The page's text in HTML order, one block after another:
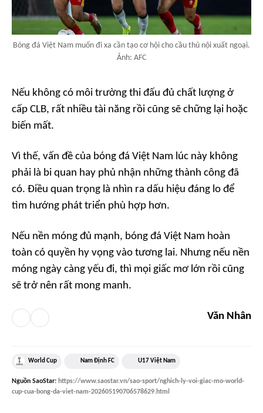
Bóng đá Việt Nam muốn đi xa cần tạo cơ hội cho cầu thủ nội xuất ngoại.
Ảnh: AFC
Nếu không có môi trường thi đấu đủ chất lượng ở
cấp CLB, rất nhiều tài năng rồi cũng sẽ chững lại hoặc
biến mất.
Vì thế, vấn đề của bóng đá Việt Nam lúc này không
phải là bi quan hay phủ nhận những thành công đã
có. Điều quan trọng là nhìn ra dấu hiệu đáng lo để
tìm hướng phát triển phù hợp hơn.
Nếu nền móng đủ mạnh, bóng đá Việt Nam hoàn
toàn có quyền hy vọng vào tương lai. Nhưng nếu nền
móng ngày càng yếu đi, thì mọi giấc mơ lớn rồi cũng
sẽ trở nên rất mong manh.
Văn Nhân
World Cup Nam Định FC U17 Việt Nam
Nguồn SaoStar: https://www.saostar.vn/sao-sport/nghich-ly-voi-giac-mo-world-
cup-cua-bong-da-viet-nam-202605190706578629.html